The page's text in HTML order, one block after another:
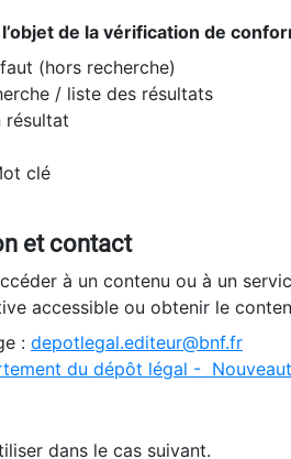
de la vérification de
(hors recherche)
/ liste des résultats
résultat
clé
et contact
à un contenu ou à un
accessible ou obtenir le
: depotlegal.editeur@bnf.fr
du dépôt légal -
dans le cas suivant.